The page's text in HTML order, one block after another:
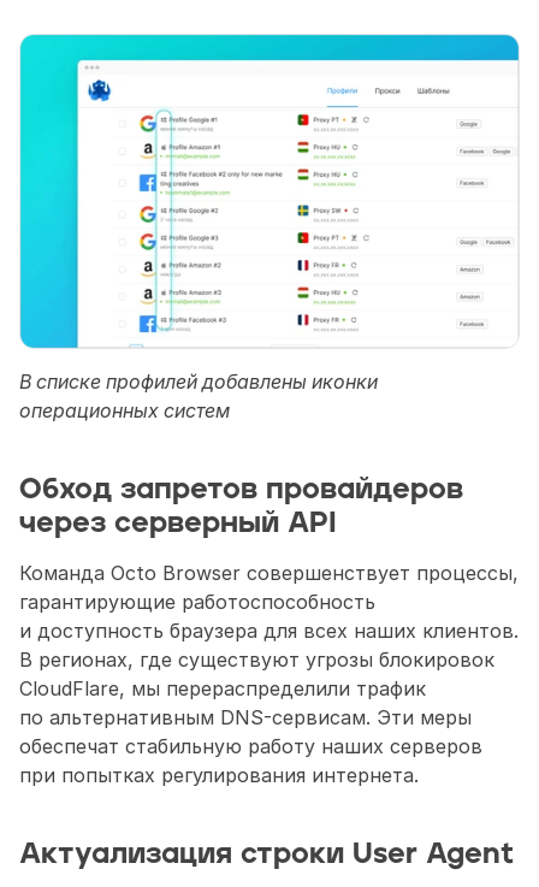
В списке профилей добавлены иконки
операционных систем
Обход запретов провайдеров
через серверный API
Команда Octo Browser совершенствует процессы,
гарантирующие работоспособность
и доступность браузера для всех наших клиентов.
В регионах, где существуют угрозы блокировок
CloudFlare, мы перераспределили трафик
по альтернативным DNS-сервисам. Эти меры
обеспечат стабильную работу наших серверов
при попытках регулирования интернета.
Актуализация строки User Agent